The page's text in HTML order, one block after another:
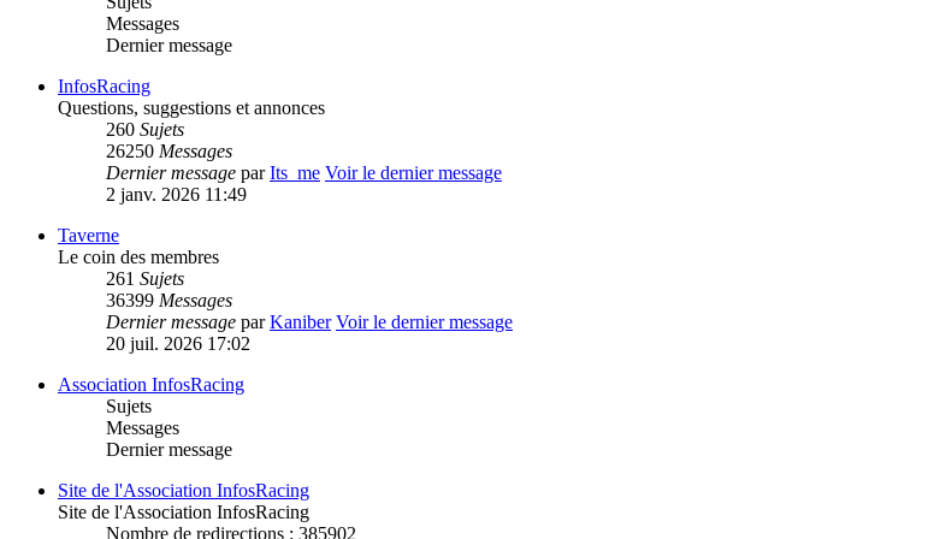
Messages
Dernier message
InfosRacing
Questions, suggestions et annonces
260 Sujets
26250 Messages
Dernier message parIts_me Voir le dernier message
2 janv. 2026 11:49
Taverne
Le coin des membres
261 Sujets
36399 Messages
Dernier message parKaniber Voir le dernier message
20 juil. 2026 17:02
Association InfosRacing
Sujets
Messages
Dernier message
Site de l'Association InfosRacing
Site de l'Association InfosRacing
Nombre de redirections : 385902